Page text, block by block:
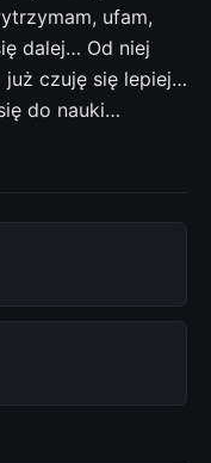
ufam,
dalej… Od niej
czuję się lepiej…
do nauki…